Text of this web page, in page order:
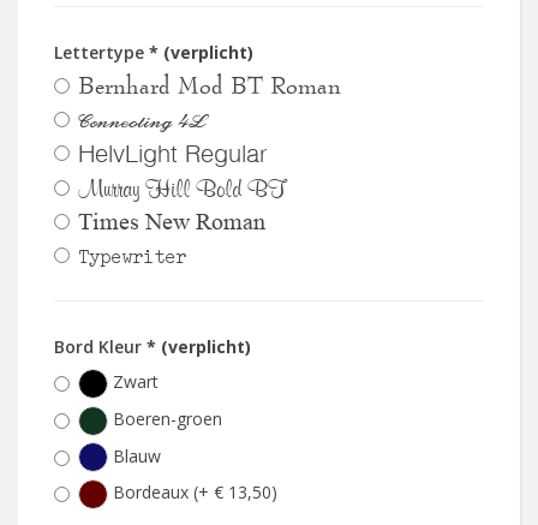
Lettertype * (verplicht)
Bernhard Mod BT Roman
Connecting 4L
HelvLight Regular
Murray Hill Bold BT
Times New Roman
Typewriter
Bord Kleur * (verplicht)
Zwart
Boeren-groen
Blauw
Bordeaux (+ € 13,50)